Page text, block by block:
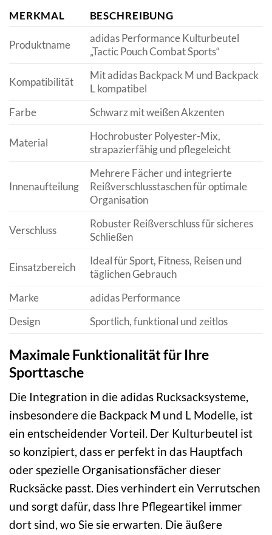
MERKMAL BESCHREIBUNG
Produktname
adidas Performance Kulturbeutel
„Tactic Pouch Combat Sports“
Kompatibilität
Mit adidas Backpack M und Backpack
L kompatibel
Farbe
Schwarz mit weißen Akzenten
Material
Hochrobuster Polyester-Mix,
strapazierfähig und pflegeleicht
Innenaufteilung
Mehrere Fächer und integrierte
Reißverschlusstaschen für optimale
Organisation
Verschluss
Robuster Reißverschluss für sicheres
Schließen
Einsatzbereich
Ideal für Sport, Fitness, Reisen und
täglichen Gebrauch
Marke
adidas Performance
Design
Sportlich, funktional und zeitlos
Maximale Funktionalität für Ihre
Sporttasche
Die Integration in die adidas Rucksacksysteme,
insbesondere die Backpack M und L Modelle, ist
ein entscheidender Vorteil. Der Kulturbeutel ist
so konzipiert, dass er perfekt in das Hauptfach
oder spezielle Organisationsfächer dieser
Rucksäcke passt. Dies verhindert ein Verrutschen
und sorgt dafür, dass Ihre Pflegeartikel immer
dort sind, wo Sie sie erwarten. Die äußere